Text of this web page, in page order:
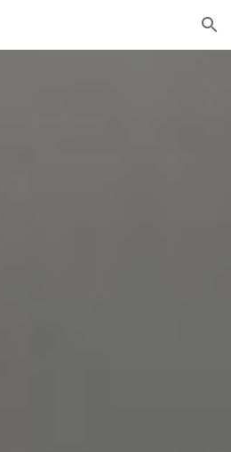
Skip to navigation